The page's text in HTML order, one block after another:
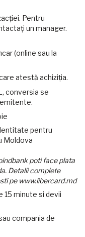
Pentru
un manager.
(online sau la
atestă achiziția.
conversia se
pentru
Moldova
poti face plata
Detalii complete
pe www.libercard.md
15 minute si devii
compania de